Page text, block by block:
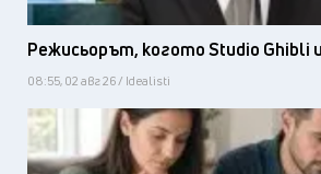
Режисьорът, когото Studio Ghibli
08:55, 02 авг 26 / Idealisti